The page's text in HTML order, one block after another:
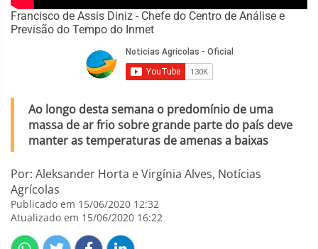
Francisco de Assis Diniz - Chefe do Centro de Análise e
Previsão do Tempo do Inmet
Ao longo desta semana o predomínio de uma
massa de ar frio sobre grande parte do país deve
manter as temperaturas de amenas a baixas
Por: Aleksander Horta e Virgínia Alves, Notícias
Agrícolas
Publicado em 15/06/2020 12:32
Atualizado em 15/06/2020 16:22